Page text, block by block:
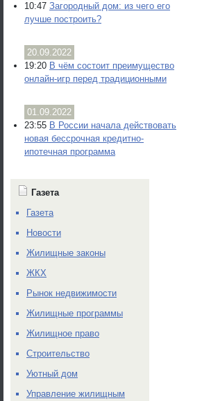
10:47 Загородный дом: из чего его
лучше построить?
20.09.2022
19:20 В чём состоит преимущество
онлайн-игр перед традиционными
01.09.2022
23:55 В России начала действовать
новая бессрочная кредитно-
ипотечная программа
Газета
Газета
Новости
Жилищные законы
ЖКХ
Рынок недвижимости
Жилищные программы
Жилищное право
Строительство
Уютный дом
Управление жилищным